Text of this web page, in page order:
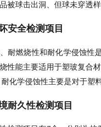
被球击出洞、但球未穿透
安全检测项目
耐燃烧性和耐化学侵蚀性
性能主要适用于塑玻复合
耐化学侵蚀性主要是对于塑
耐久性检测项目